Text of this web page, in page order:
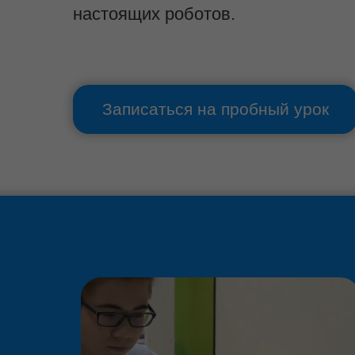
настоящих роботов.
Записаться на пробный урок